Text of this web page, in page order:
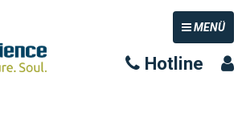
TOGGLE
MENÜ
Hotline